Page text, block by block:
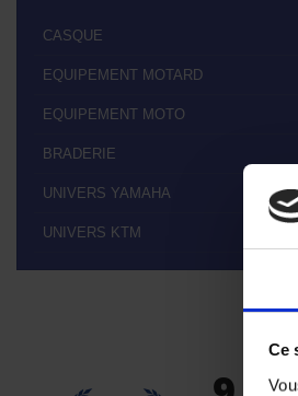
Ce
CASQUE
EQUIPEMENT MOTARD
EQUIPEMENT MOTO
BRADERIE
UNIVERS YAMAHA
UNIVERS KTM